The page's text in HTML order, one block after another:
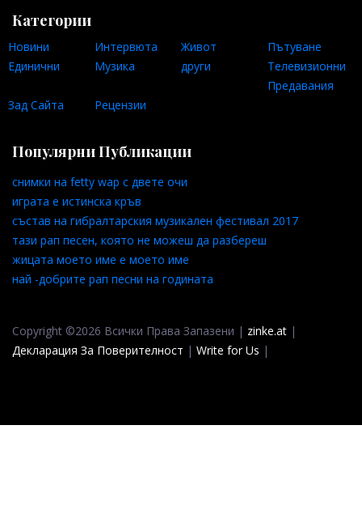
Категории
Новини Интервюта Живот
Пътуване
Единични
Музика други
Телевизионни
Предавания
Зад Сайта
Рецензии
Популярни Публикации
снимки на fetty wap с двете очи
играта е истинска кръв
състав на гибралтарския музикален фестивал 2017
тази рап песен, която не можеш да разбереш
жицата моето име е моето име
най -добрите рап песни на годината
Copyright ©2026 Всички Права Запазени | zinke.at |
Декларация За Поверителност | Write for Us |